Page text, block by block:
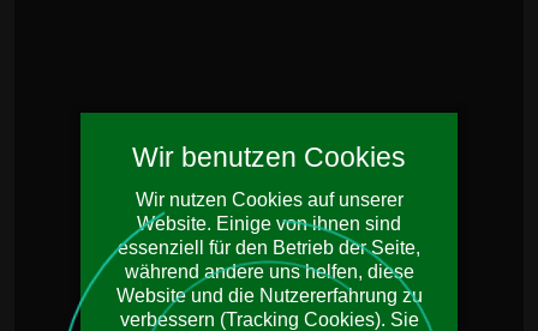
Wir benutzen Cookies
Wir nutzen Cookies auf unserer
Website. Einige von ihnen sind
essenziell für den Betrieb der Seite,
während andere uns helfen, diese
Website und die Nutzererfahrung zu
verbessern (Tracking Cookies). Sie